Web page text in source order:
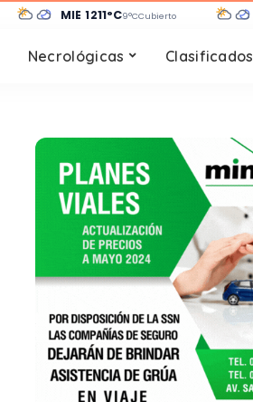
MIÉ 1211°C9°CCubierto
Necrológicas Clasificados